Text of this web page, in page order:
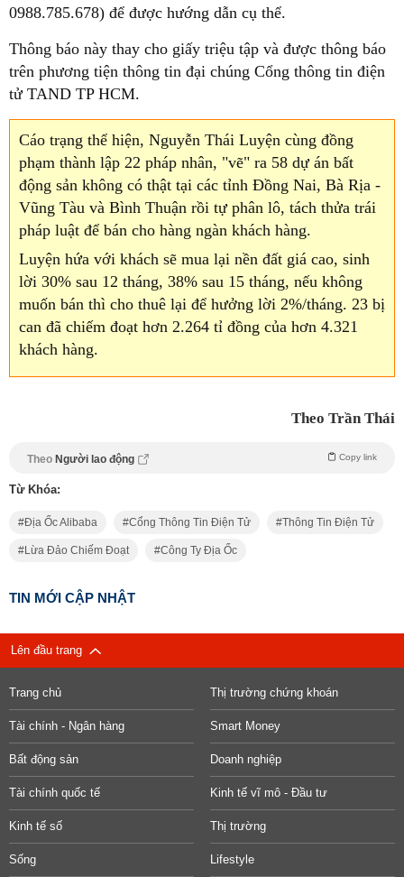
0988.785.678) để được hướng dẫn cụ thể.
Thông báo này thay cho giấy triệu tập và được thông báo
trên phương tiện thông tin đại chúng Cổng thông tin điện
tử TAND TP HCM.
Cáo trạng thể hiện, Nguyễn Thái Luyện cùng đồng
phạm thành lập 22 pháp nhân, "vẽ" ra 58 dự án bất
động sản không có thật tại các tỉnh Đồng Nai, Bà Rịa -
Vũng Tàu và Bình Thuận rồi tự phân lô, tách thửa trái
pháp luật để bán cho hàng ngàn khách hàng.
Luyện hứa với khách sẽ mua lại nền đất giá cao, sinh
lời 30% sau 12 tháng, 38% sau 15 tháng, nếu không
muốn bán thì cho thuê lại để hưởng lời 2%/tháng. 23 bị
can đã chiếm đoạt hơn 2.264 tỉ đồng của hơn 4.321
khách hàng.
Theo Trần Thái
Theo Người lao động Copy link
Từ Khóa:
Địa Ốc Alibaba Cổng Thông Tin Điện Tử Thông Tin Điện Tử
Lừa Đảo Chiếm Đoạt Công Ty Địa Ốc
TIN MỚI CẬP NHẬT
Lên đầu trang
Trang chủ Thị trường chứng khoán
Tài chính - Ngân hàng Smart Money
Bất động sản Doanh nghiệp
Tài chính quốc tế Kinh tế vĩ mô - Đầu tư
Kinh tế số Thị trường
Sống Lifestyle